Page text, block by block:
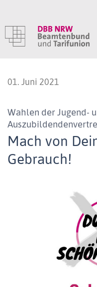
Wahlen der Jugend-
Mach von
Gebrauch!
01. Juni 2021